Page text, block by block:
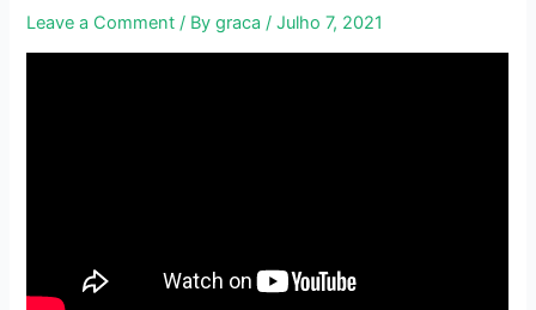
Leave a Comment / Bygraca /Julho 7, 2021